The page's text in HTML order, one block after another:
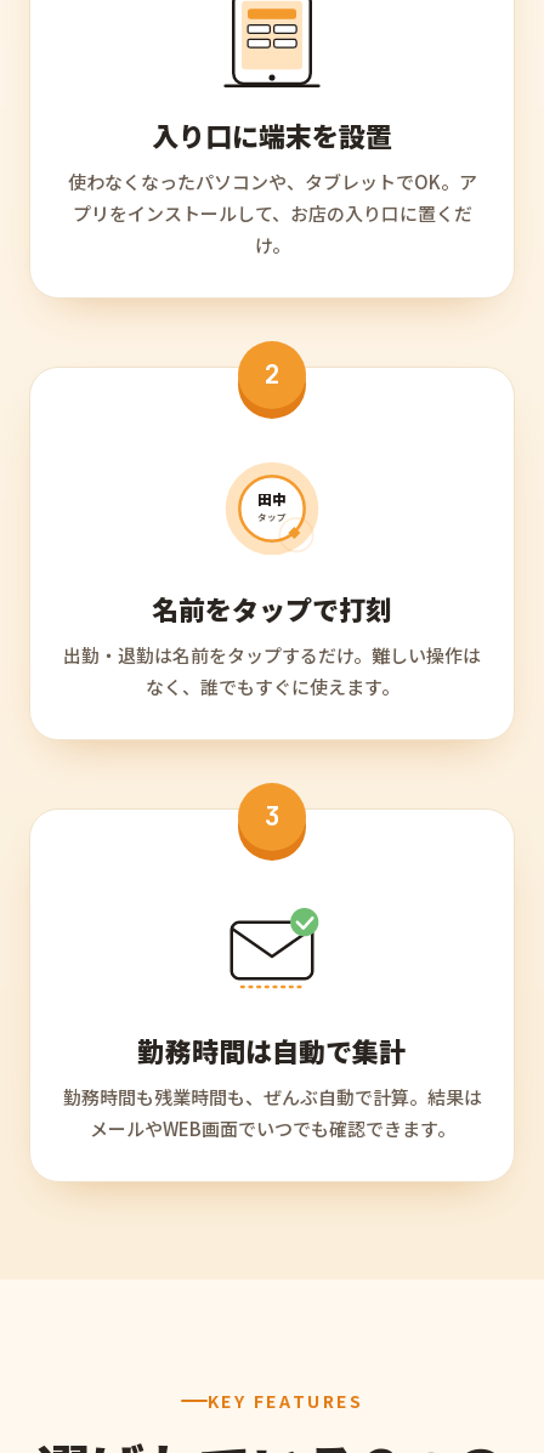
入り口に端末を設置
使わなくなったパソコンや、タブレットでOK。ア
プリをインストールして、お店の入り口に置くだ
け。
2
田中
タップ
名前をタップで打刻
出勤・退勤は名前をタップするだけ。難しい操作は
なく、誰でもすぐに使えます。
3
勤務時間は自動で集計
勤務時間も残業時間も、ぜんぶ自動で計算。結果は
メールやWEB画面でいつでも確認できます。
KEY FEATURES